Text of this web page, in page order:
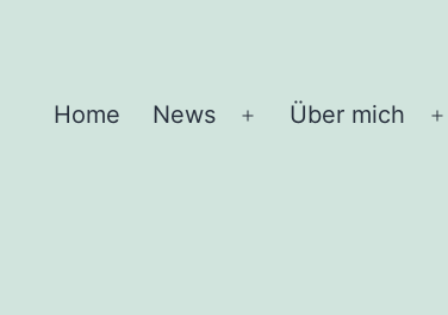
Home News
Menü
Über mich